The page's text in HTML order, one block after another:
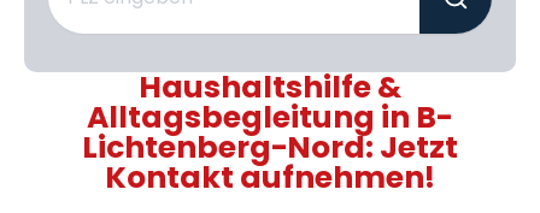
Haushaltshilfe &
Alltagsbegleitung in B-
Lichtenberg-Nord: Jetzt
Kontakt aufnehmen!